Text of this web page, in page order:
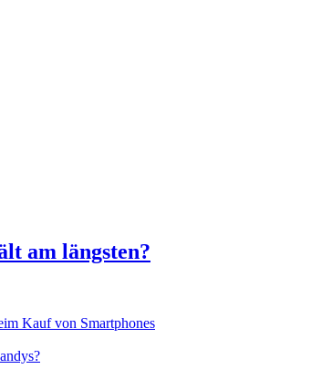
am längsten?
Kauf von Smartphones